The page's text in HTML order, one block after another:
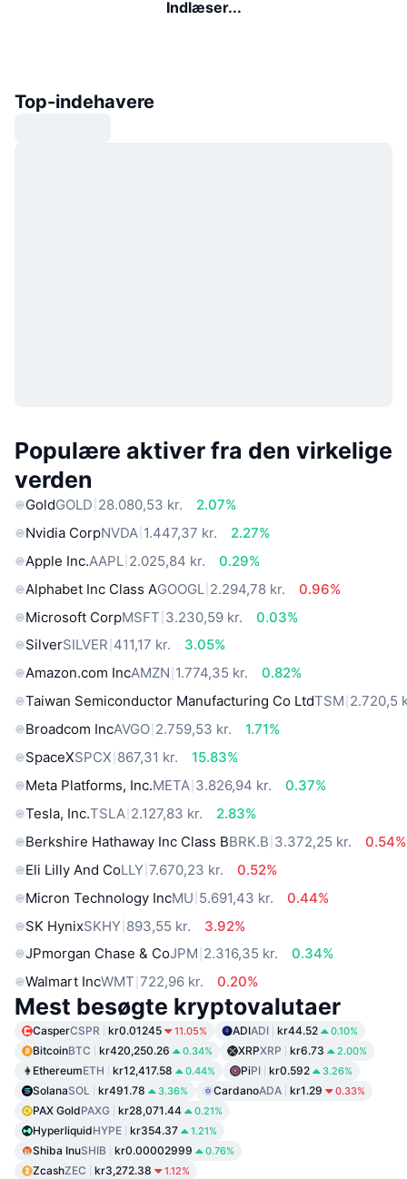
Indlæser...
Top-indehavere
Populære aktiver fra den virkelige
verden
GoldGOLD 28.080,53 kr.
2.07%
Nvidia CorpNVDA 1.447,37 kr.
2.27%
Apple Inc.AAPL 2.025,84 kr.
0.29%
Alphabet Inc Class AGOOGL 2.294,78 kr.
0.96%
Microsoft CorpMSFT 3.230,59 kr.
0.03%
SilverSILVER 411,17 kr.
3.05%
Amazon.com IncAMZN 1.774,35 kr.
0.82%
Taiwan Semiconductor Manufacturing Co LtdTSM 2.720,5
Broadcom IncAVGO 2.759,53 kr.
1.71%
SpaceXSPCX 867,31 kr.
15.83%
Meta Platforms, Inc.META 3.826,94 kr.
0.37%
Tesla, Inc.TSLA 2.127,83 kr.
2.83%
Berkshire Hathaway Inc Class BBRK.B 3.372,25 kr.
0.54%
Eli Lilly And CoLLY 7.670,23 kr.
0.52%
Micron Technology IncMU 5.691,43 kr.
0.44%
SK HynixSKHY 893,55 kr.
3.92%
JPmorgan Chase & CoJPM 2.316,35 kr.
0.34%
Walmart IncWMT 722,96 kr. 0.20%
Mest besøgte kryptovalutaer
CasperCSPR kr0.01245 11.05% ADIADI kr44.52 0.10%
BitcoinBTC kr420,250.26 0.34% XRPXRP kr6.73 2.00%
EthereumETH kr12,417.58 0.44% PiPI kr0.592 3.26%
SolanaSOL kr491.78 3.36% CardanoADA kr1.29 0.33%
PAX GoldPAXG kr28,071.44 0.21%
HyperliquidHYPE kr354.37 1.21%
Shiba InuSHIB kr0.00002999 0.76%
ZcashZEC kr3,272.38 1.12%